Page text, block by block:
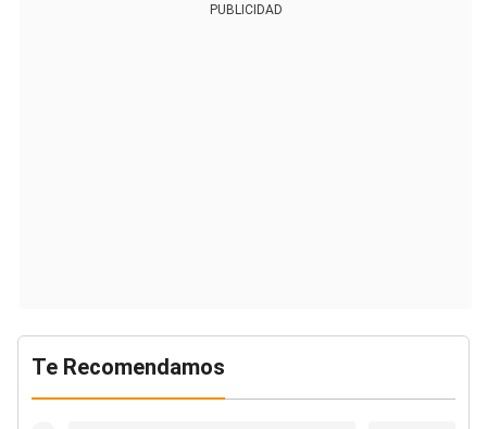
PUBLICIDAD
Te Recomendamos